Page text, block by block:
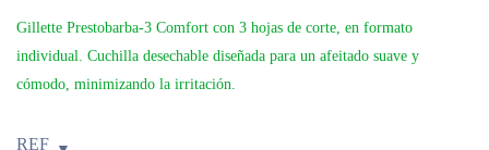
Gillette Prestobarba-3 Comfort con 3 hojas de corte, en formato
individual. Cuchilla desechable diseñada para un afeitado suave y
cómodo, minimizando la irritación.
REF